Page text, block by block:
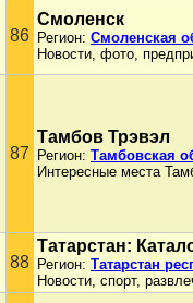
86
Смоленск
Регион: Смоленская
Новости, фото,
87
Тамбов Трэвэл
Регион: Тамбовская
Интересные места
88
Татарстан:
Регион: Татарстан
Новости, спорт,